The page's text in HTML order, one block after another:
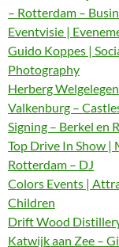
– Rotterdam –
Eventvisie |
Guido Koppes |
Photography
Herberg
Valkenburg –
Signing – Berkel en
Top Drive In Show |
Rotterdam – DJ
Colors Events |
Children
Drift Wood
Katwijk aan Zee –